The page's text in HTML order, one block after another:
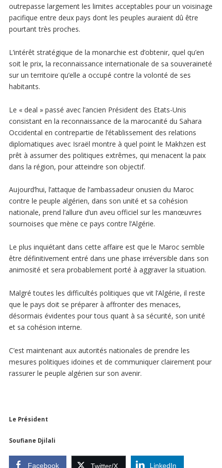
outrepasse largement les limites acceptables pour un voisinage
pacifique entre deux pays dont les peuples auraient dû être
pourtant très proches.
L’intérêt stratégique de la monarchie est d’obtenir, quel qu’en
soit le prix, la reconnaissance internationale de sa souveraineté
sur un territoire qu’elle a occupé contre la volonté de ses
habitants.
Le « deal » passé avec l’ancien Président des Etats-Unis
consistant en la reconnaissance de la marocanité du Sahara
Occidental en contrepartie de l’établissement des relations
diplomatiques avec Israël montre à quel point le Makhzen est
prêt à assumer des politiques extrêmes, qui menacent la paix
dans la région, pour atteindre son objectif.
Aujourd’hui, l’attaque de l’ambassadeur onusien du Maroc
contre le peuple algérien, dans son unité et sa cohésion
nationale, prend l’allure d’un aveu officiel sur les manœuvres
sournoises que mène ce pays contre l’Algérie.
Le plus inquiétant dans cette affaire est que le Maroc semble
être définitivement entré dans une phase irréversible dans son
animosité et sera probablement porté à aggraver la situation.
Malgré toutes les difficultés politiques que vit l’Algérie, il reste
que le pays doit se préparer à affronter des menaces,
désormais évidentes pour tous quant à sa sécurité, son unité
et sa cohésion interne.
C’est maintenant aux autorités nationales de prendre les
mesures politiques idoines et de communiquer clairement pour
rassurer le peuple algérien sur son avenir.
Le Président
Soufiane Djilali
Facebook Twitter/X LinkedIn